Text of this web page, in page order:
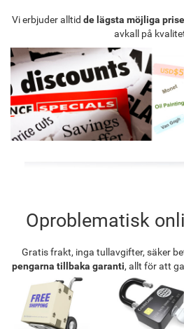
Vi erbjuder alltid de lägsta möjliga
avkall på
Oproblematisk
Gratis frakt, inga tullavgifter, säker
pengarna tillbaka garanti, allt för att